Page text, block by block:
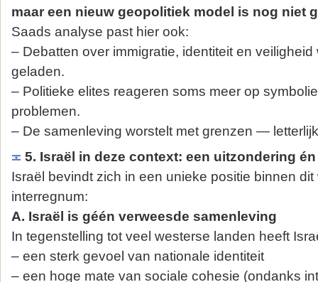
maar een nieuw geopolitiek model is nog niet
Saads analyse past hier ook:
– Debatten over immigratie, identiteit en
geladen.
– Politieke elites reageren soms meer op
problemen.
– De samenleving worstelt met grenzen —
5. Israël in deze context: een uitzondering
Israël bevindt zich in een unieke positie binnen dit
interregnum:
A. Israël is géén verweesde samenleving
In tegenstelling tot veel westerse landen heeft
– een sterk gevoel van nationale identiteit
– een hoge mate van sociale cohesie (ondanks